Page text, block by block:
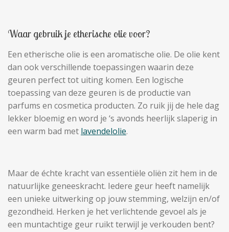
Waar gebruik je etherische olie voor?
Een etherische olie is een aromatische olie. De olie kent
dan ook verschillende toepassingen waarin deze
geuren perfect tot uiting komen. Een logische
toepassing van deze geuren is de productie van
parfums en cosmetica producten. Zo ruik jij de hele dag
lekker bloemig en word je ‘s avonds heerlijk slaperig in
een warm bad met lavendelolie.
Maar de échte kracht van essentiële oliën zit hem in de
natuurlijke geneeskracht. Iedere geur heeft namelijk
een unieke uitwerking op jouw stemming, welzijn en/of
gezondheid. Herken je het verlichtende gevoel als je
een muntachtige geur ruikt terwijl je verkouden bent?